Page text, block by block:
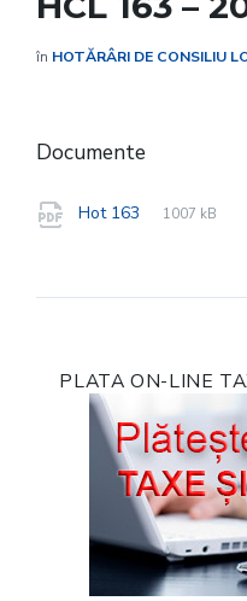
în HOTĂRÂRI DE CONSILIU
Documente
Hot 163
File
pdf
File
1007 kB
PLATA ON-LINE